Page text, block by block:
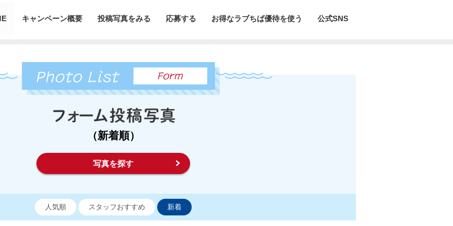
キャンペーン概要 投稿写真をみる 応募する お得なラブちば優待を使う 公式SNS
（新着順）
写真を探す
人気順 スタッフおすすめ 新着